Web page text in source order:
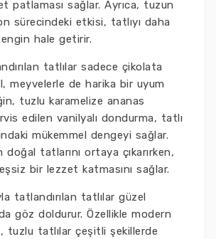
patlaması sağlar. Ayrıca, tuzun
sürecindeki etkisi, tatlıyı daha
hale getirir.
tatlılar sadece çikolata
meyvelerle de harika bir uyum
tuzlu karamelize ananas
edilen vanilyalı dondurma, tatlı
mükemmel dengeyi sağlar.
doğal tatlarını ortaya çıkarırken,
bir lezzet katmasını sağlar.
tatlandırılan tatlılar güzel
göz doldurur. Özellikle modern
tuzlu tatlılar çeşitli şekillerde